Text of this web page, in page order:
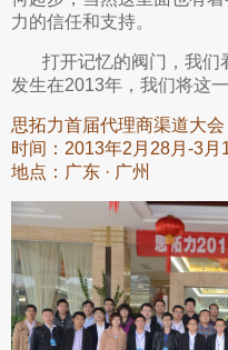
力的信任和支持。
打开记忆的阀门，我们
发生在2013年，我们将这
思拓力首届代理商渠道大会
时间：2013年2月28月-3月
地点：广东 · 广州